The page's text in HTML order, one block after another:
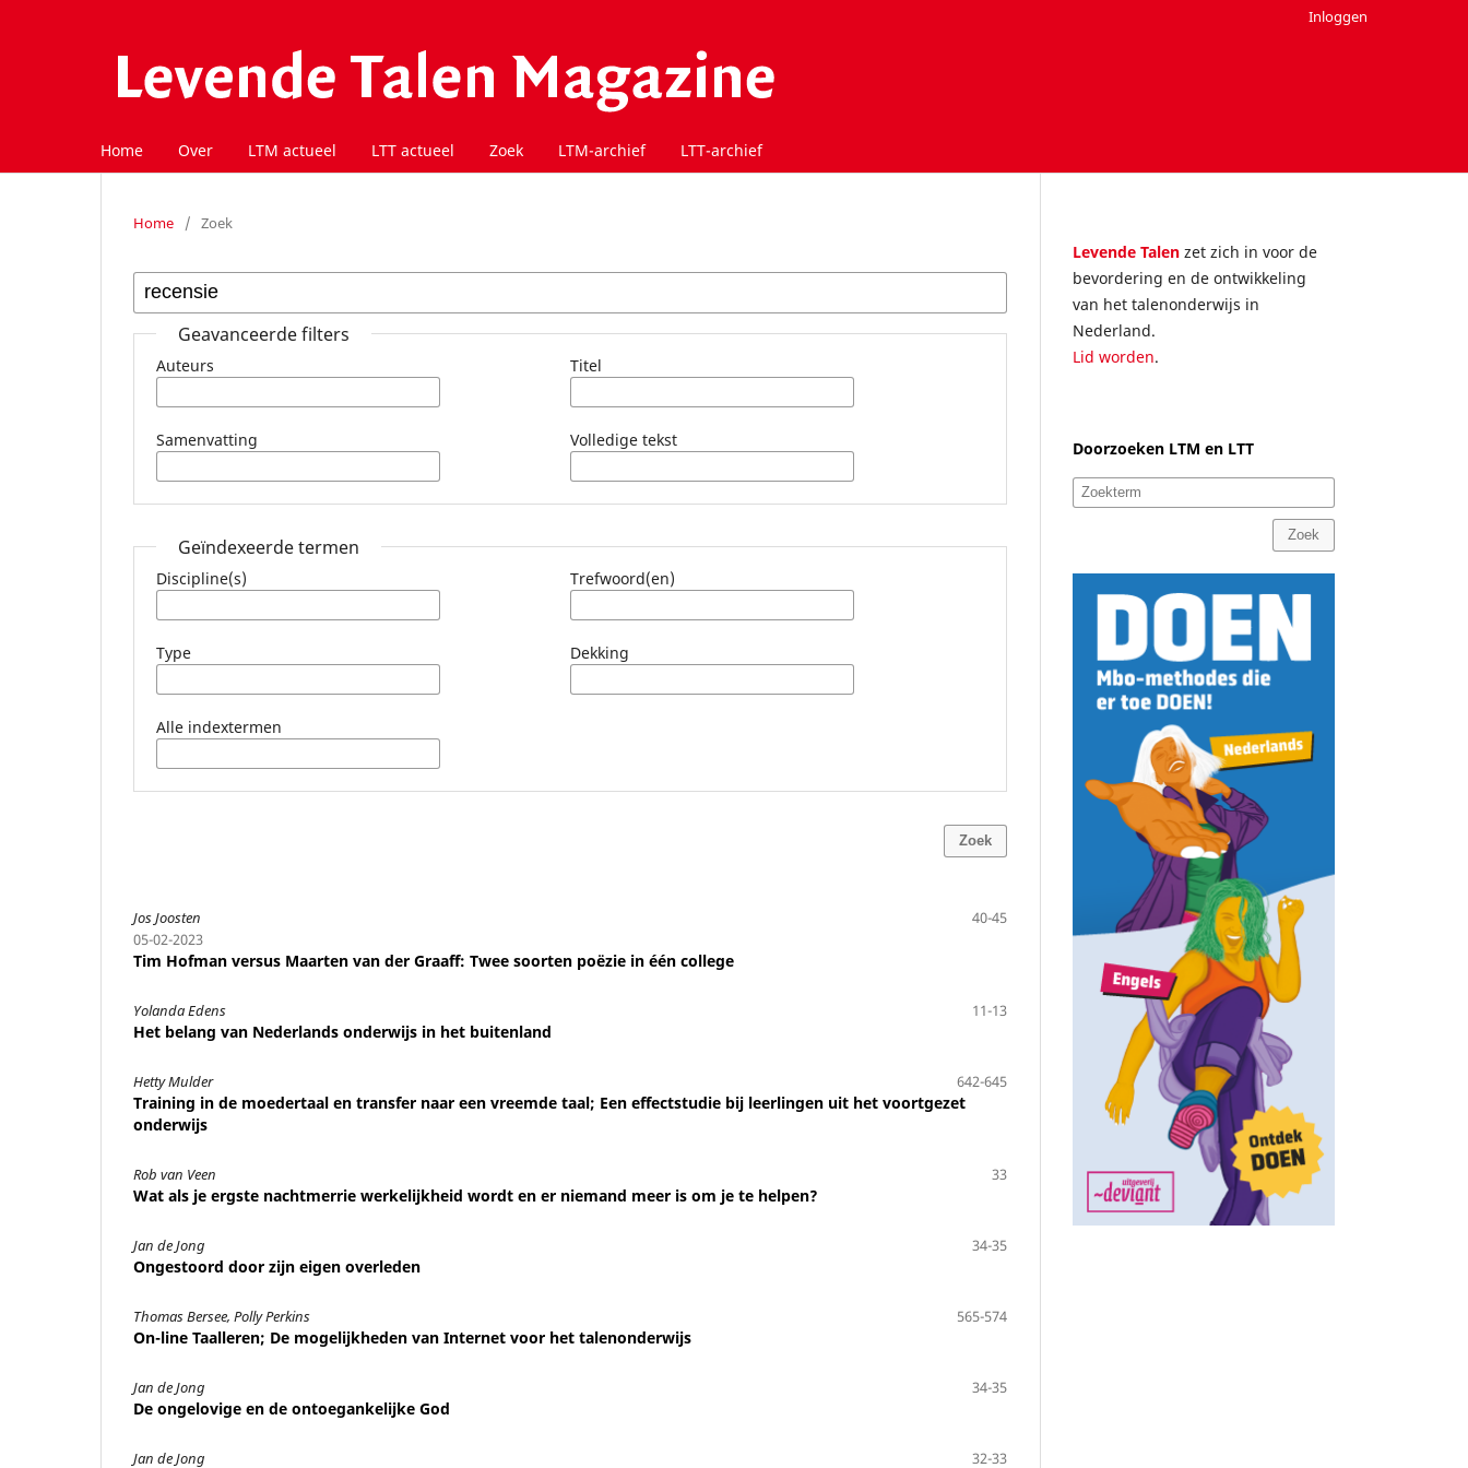
Home Over LTM actueel LTT actueel Zoek LTM-archief LTT-archief
Inloggen
Home / Zoek
Geavanceerde filters
Auteurs Titel
Samenvatting Volledige tekst
Geïndexeerde termen
Discipline(s) Trefwoord(en)
Type Dekking
Alle indextermen
Zoek
Jos Joosten
40-45
05-02-2023
Tim Hofman versus Maarten van der Graaff: Twee soorten poëzie in één college
Yolanda Edens 11-13
Het belang van Nederlands onderwijs in het buitenland
Hetty Mulder 642-645
Training in de moedertaal en transfer naar een vreemde taal; Een effectstudie bij leerlingen uit het voortgezet
onderwijs
Rob van Veen 33
Wat als je ergste nachtmerrie werkelijkheid wordt en er niemand meer is om je te helpen?
Jan de Jong 34-35
Ongestoord door zijn eigen overleden
Thomas Bersee, Polly Perkins 565-574
On-line Taalleren; De mogelijkheden van Internet voor het talenonderwijs
Jan de Jong 34-35
De ongelovige en de ontoegankelijke God
Jan de Jong 32-33
Levende Talen zet zich in voor de
bevordering en de ontwikkeling
van het talenonderwijs in
Nederland.
Lid worden.
Doorzoeken LTM en LTT
Zoek